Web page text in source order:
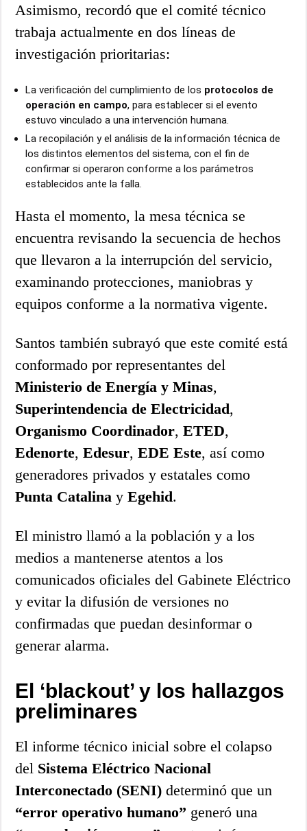
Asimismo, recordó que el comité técnico
trabaja actualmente en dos líneas de
investigación prioritarias:
La verificación del cumplimiento de los protocolos de
operación en campo, para establecer si el evento
estuvo vinculado a una intervención humana.
La recopilación y el análisis de la información técnica de
los distintos elementos del sistema, con el fin de
confirmar si operaron conforme a los parámetros
establecidos ante la falla.
Hasta el momento, la mesa técnica se
encuentra revisando la secuencia de hechos
que llevaron a la interrupción del servicio,
examinando protecciones, maniobras y
equipos conforme a la normativa vigente.
Santos también subrayó que este comité está
conformado por representantes del
Ministerio de Energía y Minas,
Superintendencia de Electricidad,
Organismo Coordinador,ETED,
Edenorte,Edesur,EDE Este, así como
generadores privados y estatales como
Punta Catalina yEgehid.
El ministro llamó a la población y a los
medios a mantenerse atentos a los
comunicados oficiales del Gabinete Eléctrico
y evitar la difusión de versiones no
confirmadas que puedan desinformar o
generar alarma.
El ‘blackout’ y los hallazgos
preliminares
El informe técnico inicial sobre el colapso
del Sistema Eléctrico Nacional
Interconectado (SENI) determinó que un
“error operativo humano” generó una